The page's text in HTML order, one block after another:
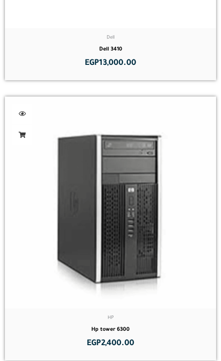
Dell
Dell 3410
EGP13,000.00
HP
Hp tower 6300
EGP2,400.00